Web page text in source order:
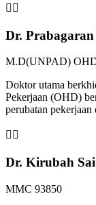
👨‍⚕️
Dr.
M.D(UNPAD)
Doktor utama
Pekerjaan (OHD)
perubatan
👩‍⚕️
Dr. Kirubah
MMC 93850